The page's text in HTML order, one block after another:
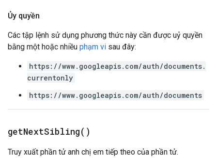
Ủy quyền
Các tập lệnh sử dụng phương thức này cần được uỷ quyền
bằng một hoặc nhiều phạm vi sau đây:
https://www.googleapis.com/auth/documents.
currentonly
https://www.googleapis.com/auth/documents
getNextSibling( )
Truy xuất phần tử anh chị em tiếp theo của phần tử.